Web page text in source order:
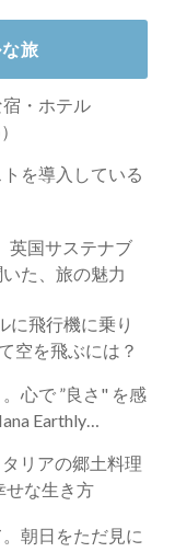
旅
宿・ホテル
を導入している
た、旅の魅力
に飛行機に乗り
空を飛ぶには？
心で ”良さ" を感
Earthly
リアの郷土料理
せな生き方
朝日をただ見に